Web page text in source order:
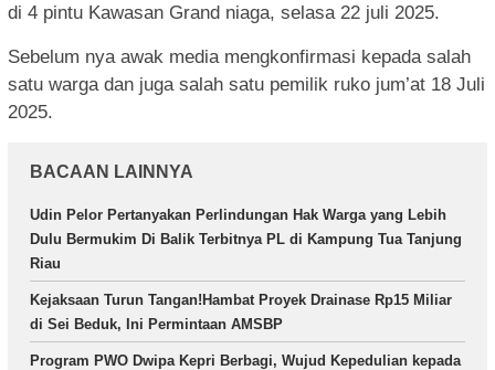
di 4 pintu Kawasan Grand niaga, selasa 22 juli 2025.
Sebelum nya awak media mengkonfirmasi kepada salah
satu warga dan juga salah satu pemilik ruko jum’at 18 Juli
2025.
BACAAN LAINNYA
Udin Pelor Pertanyakan Perlindungan Hak Warga yang Lebih
Dulu Bermukim Di Balik Terbitnya PL di Kampung Tua Tanjung
Riau
Kejaksaan Turun Tangan!Hambat Proyek Drainase Rp15 Miliar
di Sei Beduk, Ini Permintaan AMSBP
Program PWO Dwipa Kepri Berbagi, Wujud Kepedulian kepada